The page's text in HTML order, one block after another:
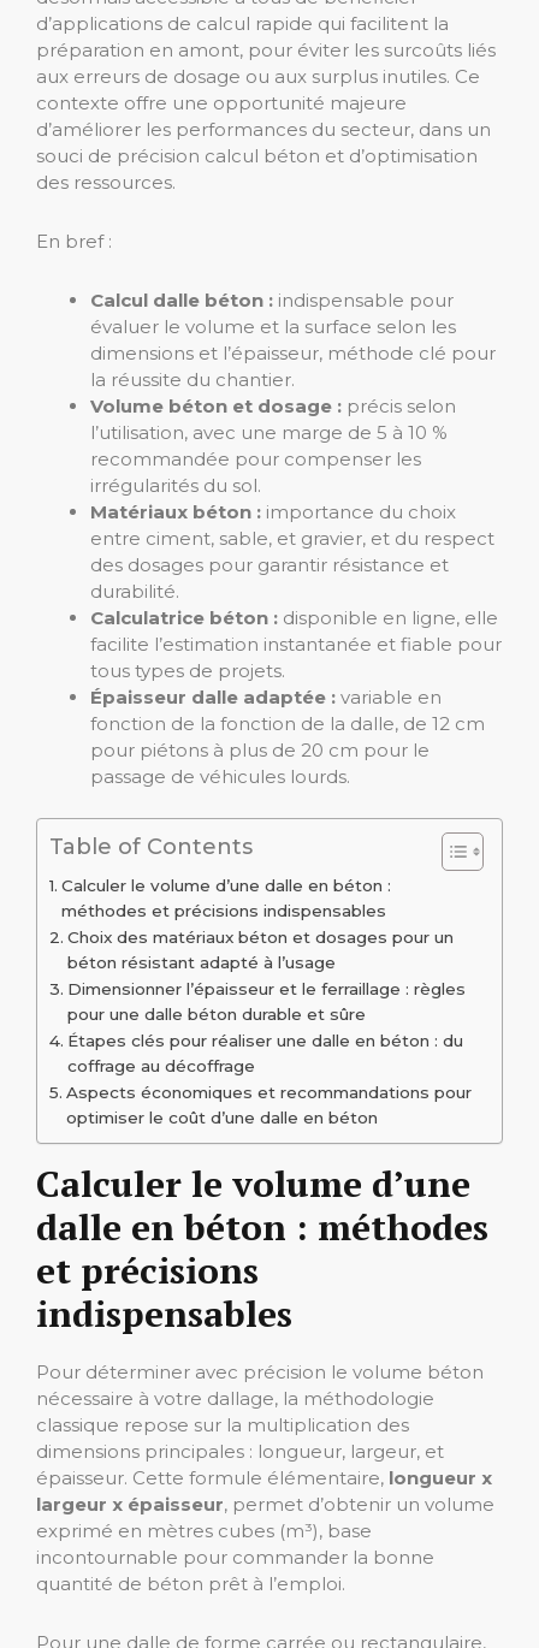
d’applications de calcul rapide qui facilitent la
préparation en amont, pour éviter les surcoûts liés
aux erreurs de dosage ou aux surplus inutiles. Ce
contexte offre une opportunité majeure
d’améliorer les performances du secteur, dans un
souci de précision calcul béton et d’optimisation
des ressources.
En bref :
Calcul dalle béton : indispensable pour
évaluer le volume et la surface selon les
dimensions et l’épaisseur, méthode clé pour
la réussite du chantier.
Volume béton et dosage : précis selon
l’utilisation, avec une marge de 5 à 10 %
recommandée pour compenser les
irrégularités du sol.
Matériaux béton : importance du choix
entre ciment, sable, et gravier, et du respect
des dosages pour garantir résistance et
durabilité.
Calculatrice béton : disponible en ligne, elle
facilite l’estimation instantanée et fiable pour
tous types de projets.
Épaisseur dalle adaptée : variable en
fonction de la fonction de la dalle, de 12 cm
pour piétons à plus de 20 cm pour le
passage de véhicules lourds.
Table of Contents
Calculer le volume d’une dalle en béton :
méthodes et précisions indispensables
Choix des matériaux béton et dosages pour un
béton résistant adapté à l’usage
Dimensionner l’épaisseur et le ferraillage : règles
pour une dalle béton durable et sûre
Étapes clés pour réaliser une dalle en béton : du
coffrage au décoffrage
Aspects économiques et recommandations pour
optimiser le coût d’une dalle en béton
Calculer le volume d’une
dalle en béton : méthodes
et précisions
indispensables
Pour déterminer avec précision le volume béton
nécessaire à votre dallage, la méthodologie
classique repose sur la multiplication des
dimensions principales : longueur, largeur, et
épaisseur. Cette formule élémentaire, longueur x
largeur x épaisseur, permet d’obtenir un volume
exprimé en mètres cubes (m³), base
incontournable pour commander la bonne
quantité de béton prêt à l’emploi.
Pour une dalle de forme carrée ou rectangulaire,